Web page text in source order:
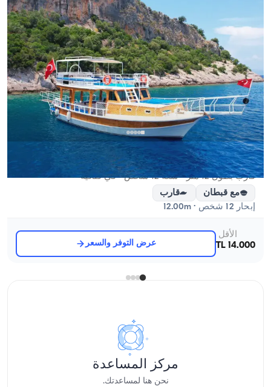
فتحية, Muğla
قارب بطول 12 متر - سعة 12 شخص - في فتحية
مع قبطان
قارب
إبحار 12 شخص · 12.00m
الأقل
14.000 TL
عرض التوفر والسعر
مركز المساعدة
نحن هنا لمساعدتك.